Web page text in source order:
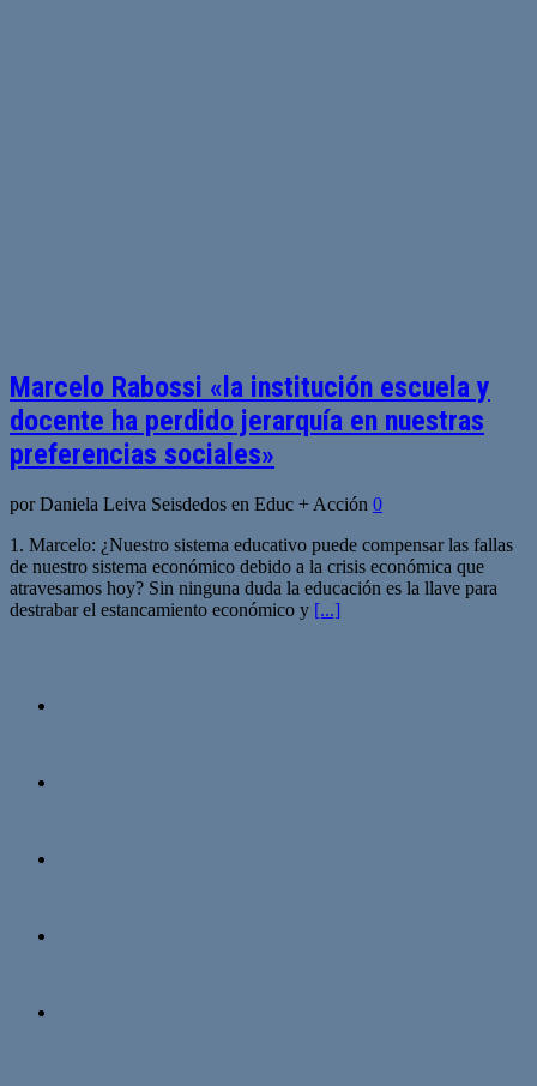
Marcelo Rabossi «la institución escuela y
docente ha perdido jerarquía en nuestras
preferencias sociales»
por Daniela Leiva Seisdedos en Educ + Acción 0
1. Marcelo: ¿Nuestro sistema educativo puede compensar las fallas
de nuestro sistema económico debido a la crisis económica que
atravesamos hoy? Sin ninguna duda la educación es la llave para
destrabar el estancamiento económico y [...]